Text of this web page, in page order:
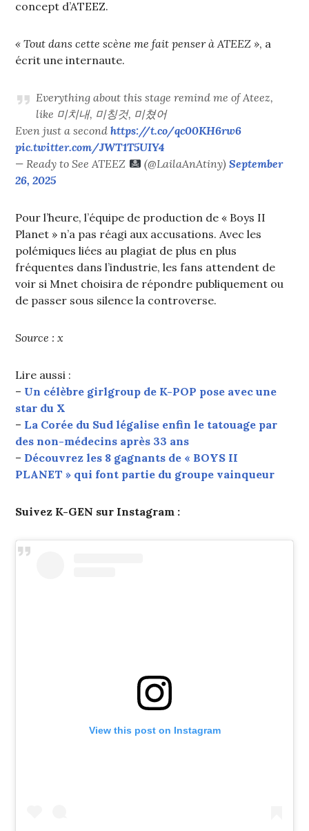
concept d’ATEEZ.
« Tout dans cette scène me fait penser à ATEEZ », a
écrit une internaute.
Everything about this stage remind me of Ateez,
like 미치내, 미칭것, 미쳤어
Even just a secondhttps://t.co/qc00KH6rw6
pic.twitter.com/JWT1T5UIY4
— Ready to See ATEEZ
(@LailaAnAtiny) September
26, 2025
Pour l’heure, l’équipe de production de « Boys II
Planet » n’a pas réagi aux accusations. Avec les
polémiques liées au plagiat de plus en plus
fréquentes dans l’industrie, les fans attendent de
voir si Mnet choisira de répondre publiquement ou
de passer sous silence la controverse.
Source : x
Lire aussi :
– Un célèbre girlgroup de K-POP pose avec une
star du X
– La Corée du Sud légalise enfin le tatouage par
des non-médecins après 33 ans
– Découvrez les 8 gagnants de « BOYS II
PLANET » qui font partie du groupe vainqueur
Suivez K-GEN sur Instagram :
View this post on Instagram